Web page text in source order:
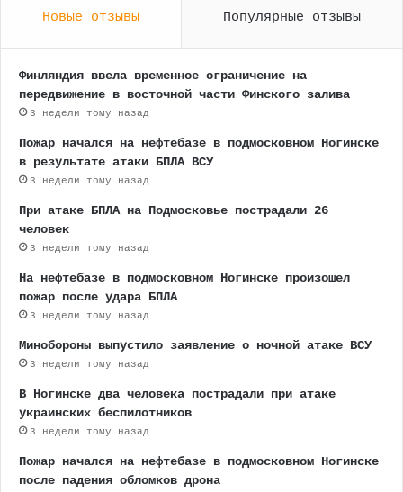
Новые отзывы Популярные отзывы
Финляндия ввела временное ограничение на
передвижение в восточной части Финского залива
3 недели тому назад
Пожар начался на нефтебазе в подмосковном Ногинске
в результате атаки БПЛА ВСУ
3 недели тому назад
При атаке БПЛА на Подмосковье пострадали 26
человек
3 недели тому назад
На нефтебазе в подмосковном Ногинске произошел
пожар после удара БПЛА
3 недели тому назад
Минобороны выпустило заявление о ночной атаке ВСУ
3 недели тому назад
В Ногинске два человека пострадали при атаке
украинских беспилотников
3 недели тому назад
Пожар начался на нефтебазе в подмосковном Ногинске
после падения обломков дрона